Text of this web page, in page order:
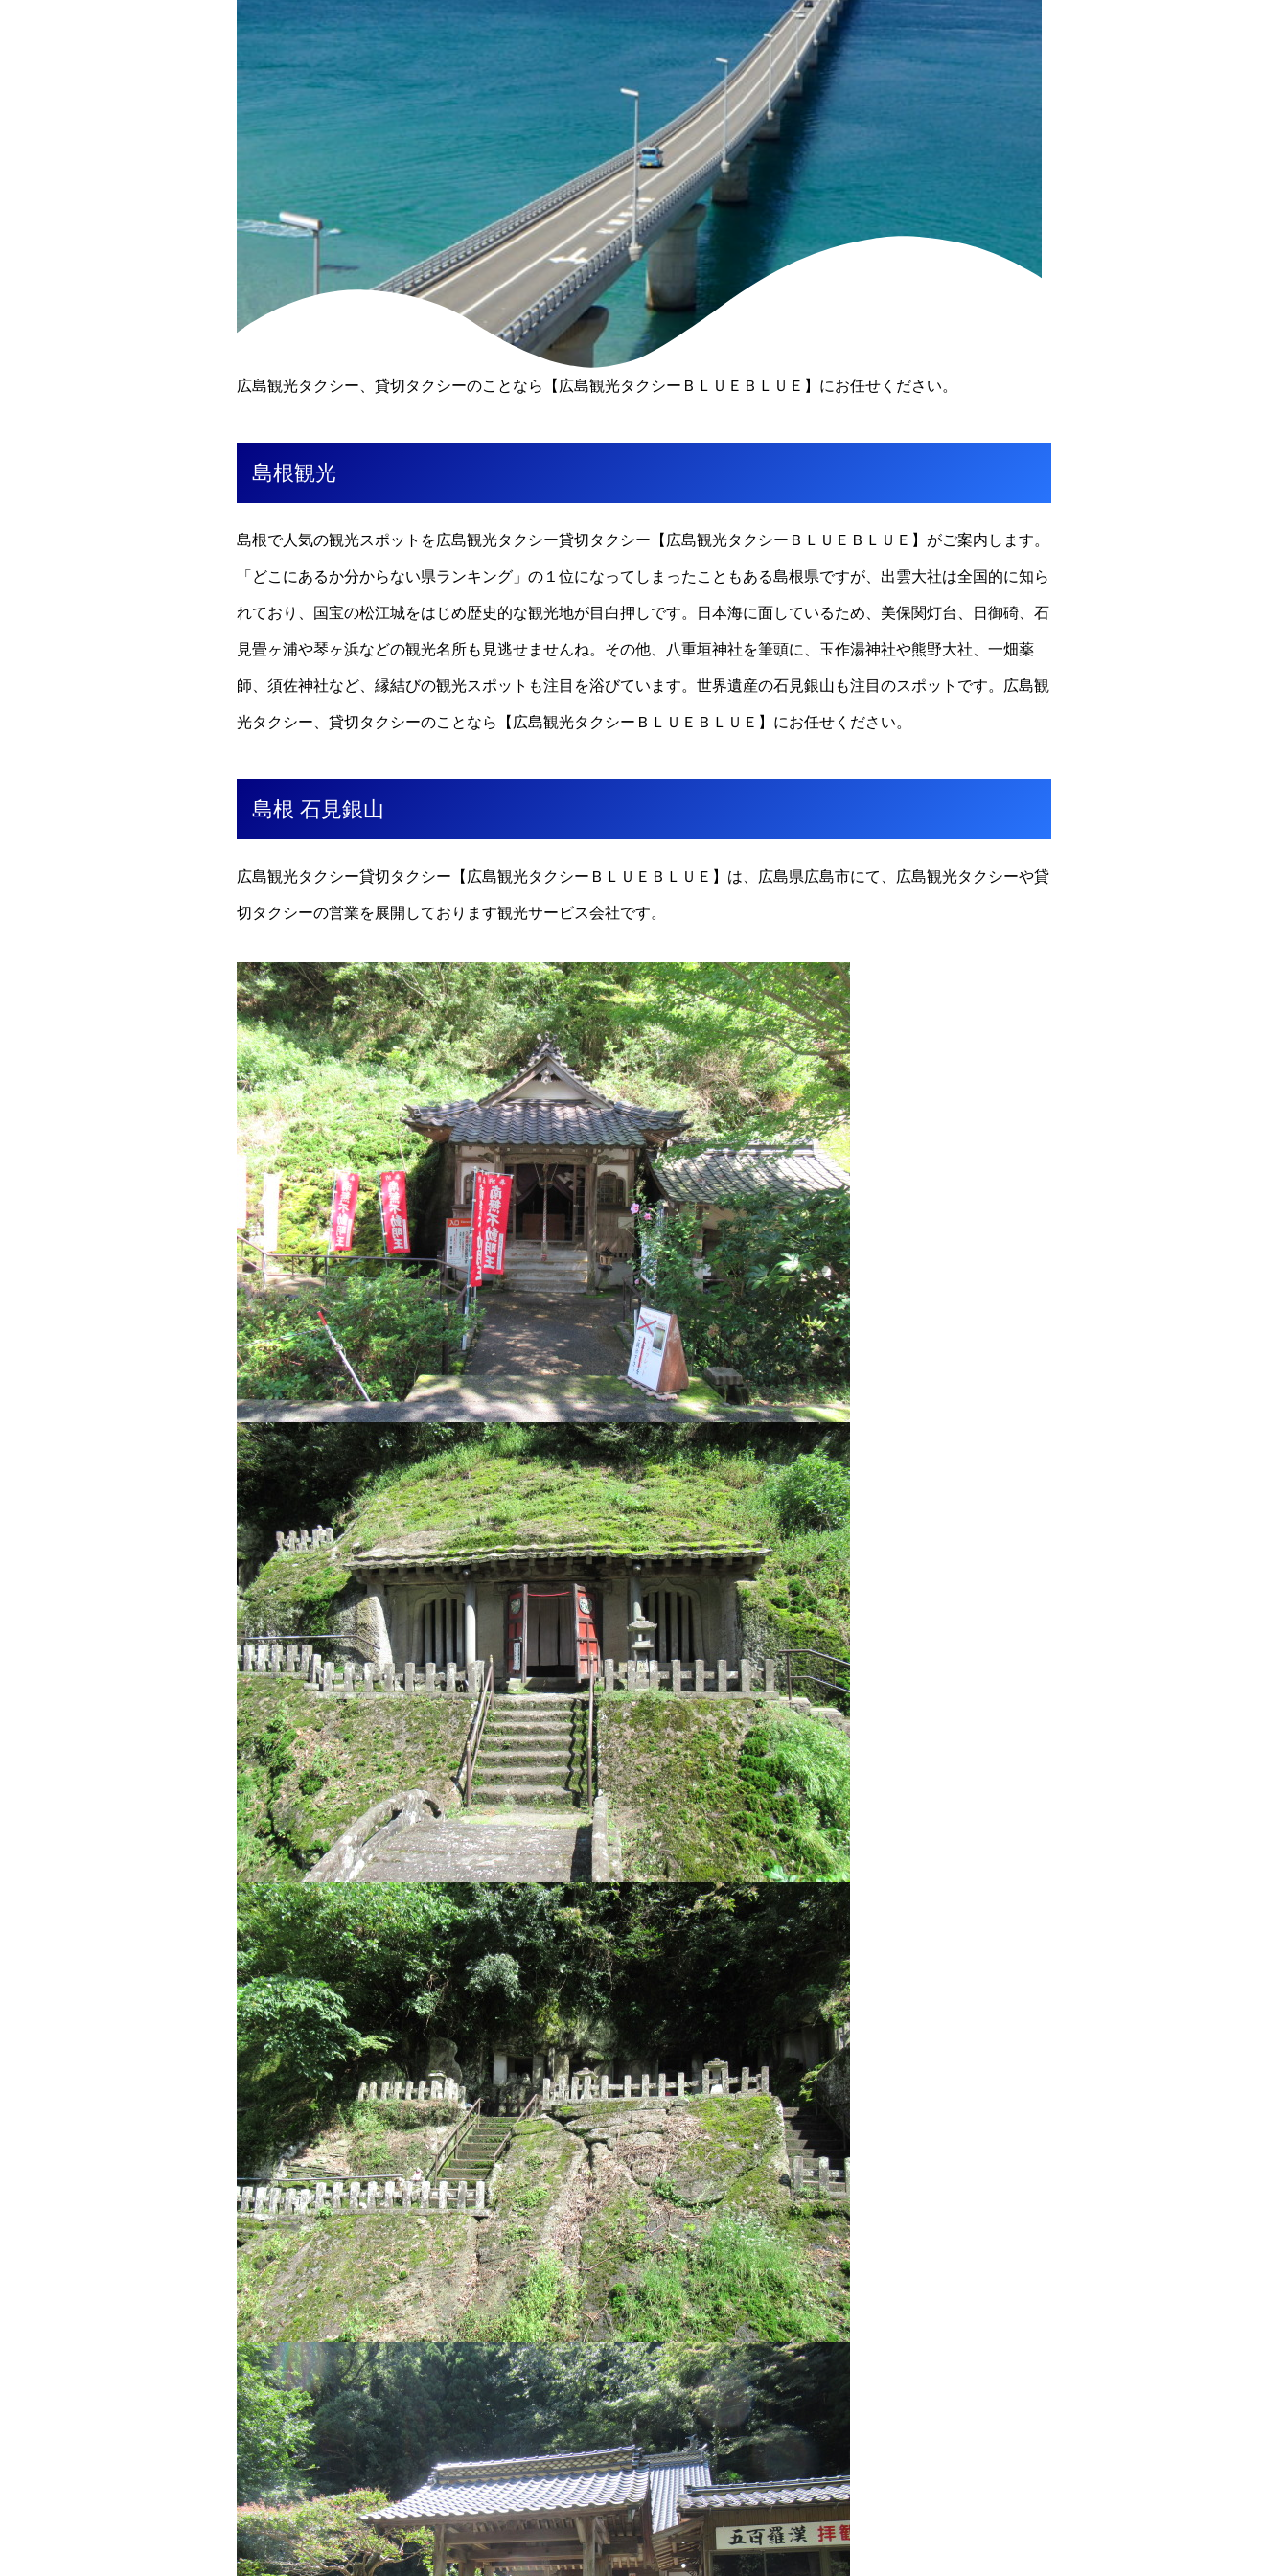
広島観光タクシー、貸切タクシーのことなら【広島観光タクシーＢＬＵＥＢＬＵＥ】にお任せください。
島根観光
島根で人気の観光スポットを広島観光タクシー貸切タクシー【広島観光タクシーＢＬＵＥＢＬＵＥ】がご案内します。
「どこにあるか分からない県ランキング」の１位になってしまったこともある島根県ですが、出雲大社は全国的に知ら
れており、国宝の松江城をはじめ歴史的な観光地が目白押しです。日本海に面しているため、美保関灯台、日御碕、石
見畳ヶ浦や琴ヶ浜などの観光名所も見逃せませんね。その他、八重垣神社を筆頭に、玉作湯神社や熊野大社、一畑薬
師、須佐神社など、縁結びの観光スポットも注目を浴びています。世界遺産の石見銀山も注目のスポットです。広島観
光タクシー、貸切タクシーのことなら【広島観光タクシーＢＬＵＥＢＬＵＥ】にお任せください。
島根 石見銀山
広島観光タクシー貸切タクシー【広島観光タクシーＢＬＵＥＢＬＵＥ】は、広島県広島市にて、広島観光タクシーや貸
切タクシーの営業を展開しております観光サービス会社です。